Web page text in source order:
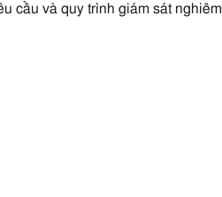
cầu và quy trình giám sát nghiêm